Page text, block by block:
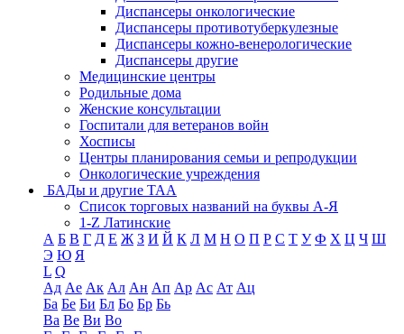
Диспансеры онкологические
Диспансеры противотуберкулезные
Диспансеры кожно-венерологические
Диспансеры другие
Медицинские центры
Родильные дома
Женские консультации
Госпитали для ветеранов войн
Хосписы
Центры планирования семьи и репродукции
Онкологические учреждения
БАДы и другие ТАА
Список торговых названий на буквы А-Я
1-Z Латинские
А Б В Г Д Е Ж З И Й К Л М Н О П Р С Т У Ф Х Ц Ч Ш
Э Ю Я
L Q
Ад Ае Ак Ал Ан Ап Ар Ас Ат Ац
Ба Бе Би Бл Бо Бр Бь
Ва Ве Ви Во